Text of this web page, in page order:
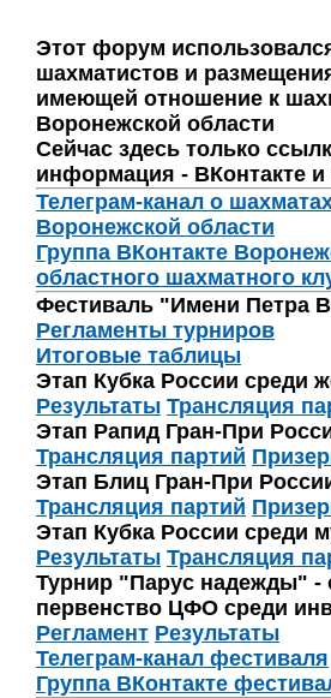
Этот форум
шахматистов и
имеющей отношение к
Воронежской области
Сейчас здесь только
информация - ВКонтакте и
Телеграм-канал о
Воронежской области
Группа ВКонтакте
областного шахматного
Фестиваль "Имени Петра
Регламенты турниров
Итоговые таблицы
Этап Кубка России среди
Результаты Трансляция
Этап Рапид Гран-При
Трансляция партий
Этап Блиц Гран-При
Трансляция партий
Этап Кубка России среди
Результаты Трансляция
Турнир "Парус надежды" -
первенство ЦФО среди
Регламент Результаты
Телеграм-канал фестиваля
Группа ВКонтакте